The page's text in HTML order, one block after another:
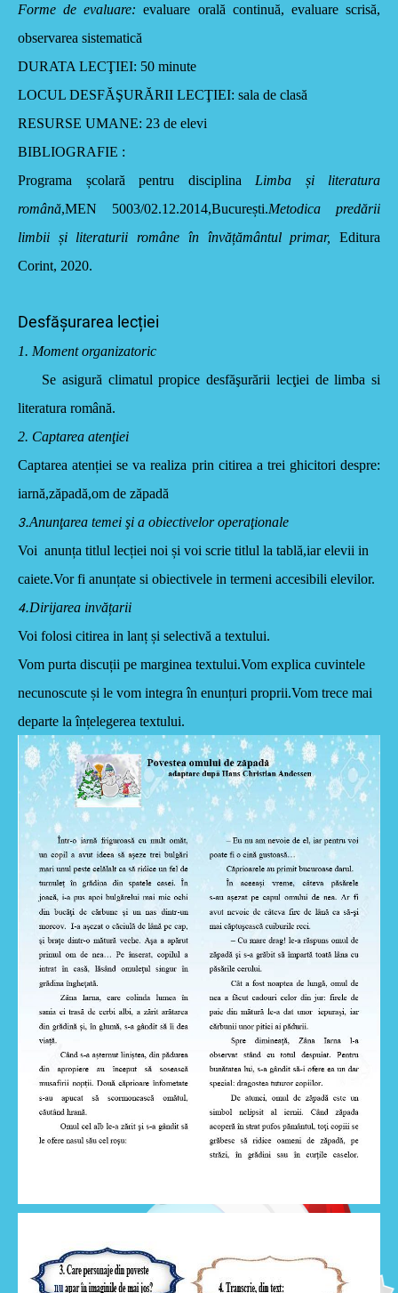
Forme de evaluare: evaluare orală continuă, evaluare scrisă,
observarea sistematică
DURATA LECŢIEI: 50 minute
LOCUL DESFĂŞURĂRII LECŢIEI: sala de clasă
RESURSE UMANE: 23 de elevi
BIBLIOGRAFIE :
Programa școlară pentru disciplina Limba și literatura
română,MEN 5003/02.12.2014,București.Metodica predării
limbii și literaturii române în învățământul primar, Editura
Corint, 2020.
Desfășurarea lecției
1. Moment organizatoric
Se asigură climatul propice desfăşurării lecţiei de limba si
literatura română.
2. Captarea atenţiei
Captarea atenției se va realiza prin citirea a trei ghicitori despre:
iarnă,zăpadă,om de zăpadă
3.Anunţarea temei şi a obiectivelor operaţionale
Voi anunța titlul lecției noi și voi scrie titlul la tablă,iar elevii in
caiete.Vor fi anunțate si obiectivele in termeni accesibili elevilor.
4.Dirijarea invățarii
Voi folosi citirea in lanț și selectivă a textului.
Vom purta discuții pe marginea textului.Vom explica cuvintele
necunoscute și le vom integra în enunțuri proprii.Vom trece mai
departe la înțelegerea textului.